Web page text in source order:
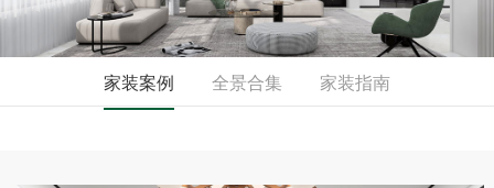
家装案例 全景合集 家装指南